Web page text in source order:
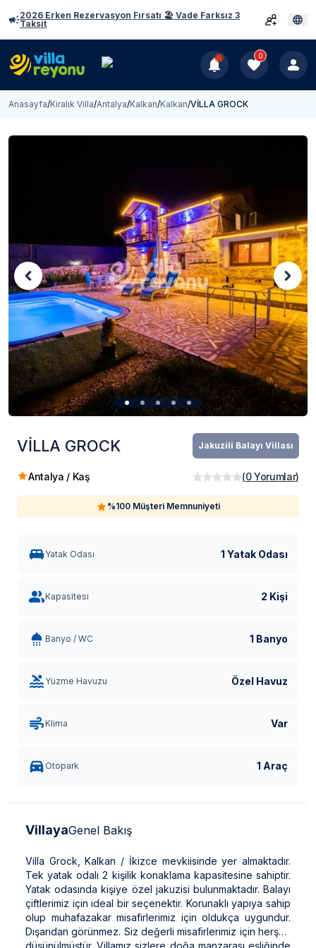
2026 Erken Rezervasyon Fırsatı 🏖️ Vade Farksız 3
Taksit
0
Anasayfa/Kiralık Villa/Antalya/Kalkan/Kalkan/VİLLA GROCK
VİLLA GROCK Jakuzili Balayı Villası
Antalya / Kaş (0 Yorumlar)
%100 Müşteri Memnuniyeti
Yatak Odası 1 Yatak Odası
Kapasitesi 2 Kişi
Banyo / WC 1 Banyo
Yüzme Havuzu Özel Havuz
Klima Var
Otopark 1 Araç
VillayaGenel Bakış
Villa Grock, Kalkan / İkizce mevkiisinde yer almaktadır.
Tek yatak odalı 2 kişilik konaklama kapasitesine sahiptir.
Yatak odasında kişiye özel jakuzisi bulunmaktadır. Balayı
çiftlerimiz için ideal bir seçenektir. Korunaklı yapıya sahip
olup muhafazakar misafirlerimiz için oldukça uygundur.
Dışarıdan görünmez. Siz değerli misafirlerimiz için herşey
düşünülmüştür. Villamız sizlere doğa manzarası eşliğinde